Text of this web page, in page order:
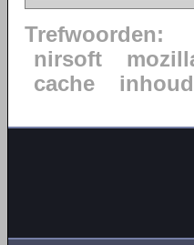
Trefwoorden:
nirsoft
cache
inhoud